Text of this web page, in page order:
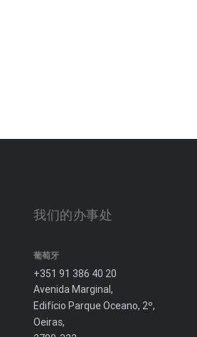
我们的办事处
葡萄牙
+351 91 386 40 20
Avenida Marginal,
Edifício Parque Oceano, 2º,
Oeiras,